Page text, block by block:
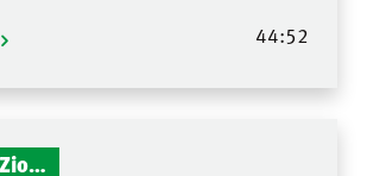
44:52
Botschaft Zionshalle